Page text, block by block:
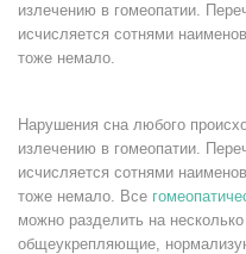
излечению в гомеопатии.
исчисляется сотнями
тоже немало.
Нарушения сна любого
излечению в гомеопатии.
исчисляется сотнями
тоже немало. Все
можно разделить на
общеукрепляющие,